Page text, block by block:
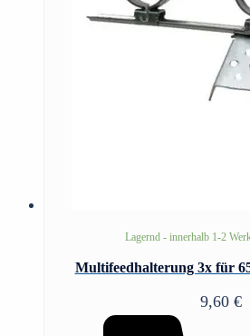
Lagernd - innerhalb 1-2
Multifeedhalterung 3x für
9,60 €